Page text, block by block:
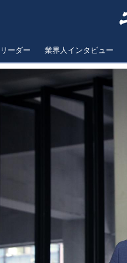
ーダー 業界人インタビュー